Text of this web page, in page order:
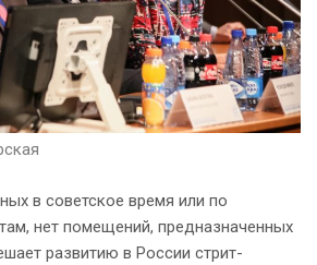
в советское время или по
нет помещений, предназначенных
развитию в России стрит-